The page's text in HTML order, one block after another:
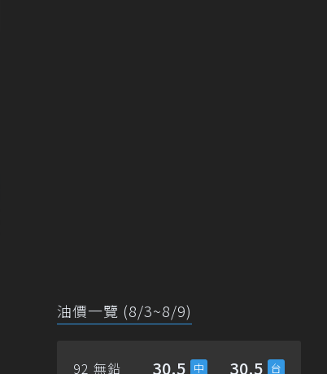
油價一覽 (8/3~8/9)
92 無鉛 30.5 30.5